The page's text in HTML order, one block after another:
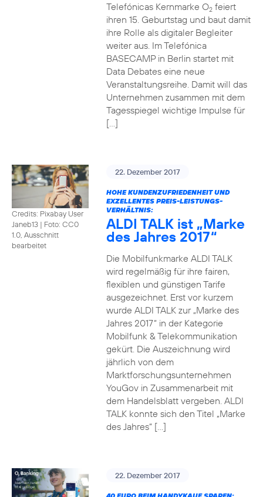
Telefónicas Kernmarke O2feiert
ihren 15. Geburtstag und baut damit
ihre Rolle als digitaler Begleiter
weiter aus. Im Telefónica
BASECAMP in Berlin startet mit
Data Debates eine neue
Veranstaltungsreihe. Damit will das
Unternehmen zusammen mit dem
Tagesspiegel wichtige Impulse für
[…]
Credits: Pixabay User
Janeb13 | Foto: CC0
1.0, Ausschnitt
bearbeitet
22. Dezember 2017
HOHE KUNDENZUFRIEDENHEIT UND
EXZELLENTES PREIS-LEISTUNGS-
VERHÄLTNIS:
ALDI TALK ist „Marke
des Jahres 2017“
Die Mobilfunkmarke ALDI TALK
wird regelmäßig für ihre fairen,
flexiblen und günstigen Tarife
ausgezeichnet. Erst vor kurzem
wurde ALDI TALK zur „Marke des
Jahres 2017“ in der Kategorie
Mobilfunk & Telekommunikation
gekürt. Die Auszeichnung wird
jährlich von dem
Marktforschungsunternehmen
YouGov in Zusammenarbeit mit
dem Handelsblatt vergeben. ALDI
TALK konnte sich den Titel „Marke
des Jahres“ […]
22. Dezember 2017